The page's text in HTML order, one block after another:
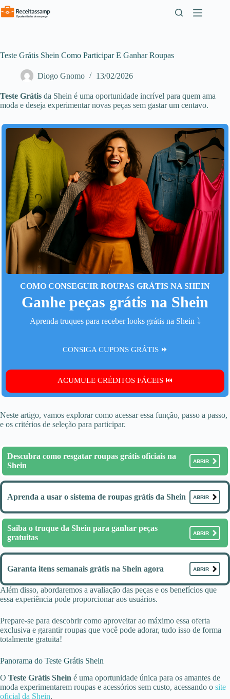
Pular
para
Teste Grátis Shein Como Participar E Ganhar Roupas
Diogo Gnomo 13/02/2026
Teste Grátis da Shein é uma oportunidade incrível para quem ama
moda e deseja experimentar novas peças sem gastar um centavo.
COMO CONSEGUIR ROUPAS GRÁTIS NA SHEIN
Ganhe peças grátis na Shein
Aprenda truques para receber looks grátis na Shein ⤵️
CONSIGA CUPONS GRÁTIS ⏩
ACUMULE CRÉDITOS FÁCEIS ⏮️
Neste artigo, vamos explorar como acessar essa função, passo a passo,
e os critérios de seleção para participar.
Descubra como resgatar roupas grátis oficiais na
Shein
ABRIR
Aprenda a usar o sistema de roupas grátis da Shein ABRIR
Saiba o truque da Shein para ganhar peças
gratuitas
ABRIR
Garanta itens semanais grátis na Shein agora ABRIR
Além disso, abordaremos a avaliação das peças e os benefícios que
essa experiência pode proporcionar aos usuários.
Prepare-se para descobrir como aproveitar ao máximo essa oferta
exclusiva e garantir roupas que você pode adorar, tudo isso de forma
totalmente gratuita!
Panorama do Teste Grátis Shein
O Teste Grátis Shein é uma oportunidade única para os amantes de
moda experimentarem roupas e acessórios sem custo, acessando o site
oficial da Shein.